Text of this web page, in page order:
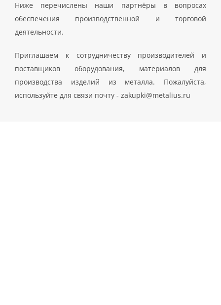
Ниже перечислены наши партнёры в вопросах
обеспечения производственной и торговой
деятельности.
Приглашаем к сотрудничеству производителей и
поставщиков оборудования, материалов для
производства изделий из металла. Пожалуйста,
используйте для связи почту - zakupki@metalius.ru